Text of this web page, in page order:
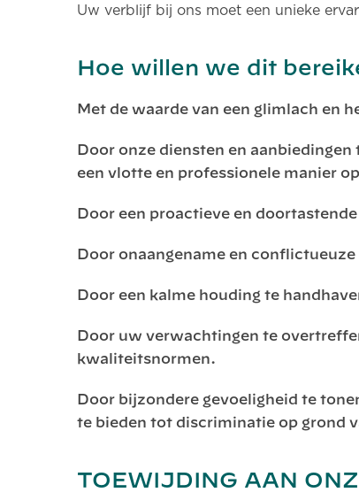
Uw verblijf bij ons moet een unieke
Hoe willen we dit
Met de waarde van een glimlach en
Door onze diensten en
een vlotte en professionele manier
Door een proactieve en
Door onaangename en
Door een kalme houding te
Door uw verwachtingen te
kwaliteitsnormen.
Door bijzondere gevoeligheid te
te bieden tot discriminatie op grond
TOEWIJDING AAN